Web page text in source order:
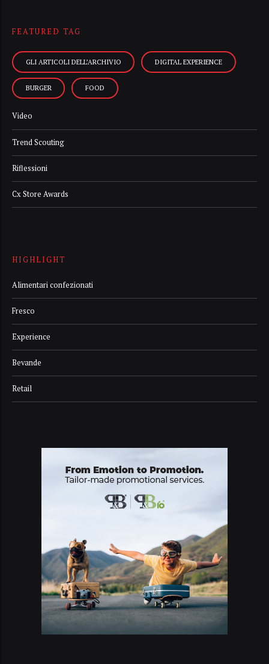
FEATURED TAG
GLI ARTICOLI DELL’ARCHIVIO DIGITAL EXPERIENCE
BURGER FOOD
Video
Trend Scouting
Riflessioni
Cx Store Awards
HIGHLIGHT
Alimentari confezionati
Fresco
Experience
Bevande
Retail